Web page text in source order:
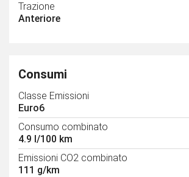
Trazione
Anteriore
Consumi
Classe Emissioni
Euro6
Consumo combinato
4.9 l/100 km
Emissioni CO2 combinato
111 g/km